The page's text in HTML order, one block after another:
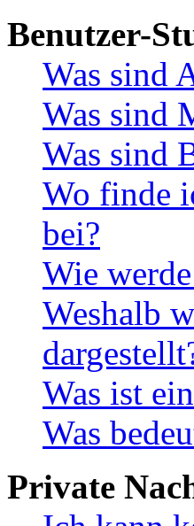
Benutzer-
Was sind
Was sind
Was sind
Wo finde
bei?
Wie
Weshalb
Was ist
Was
Private